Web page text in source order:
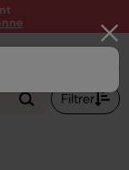
Filtrer